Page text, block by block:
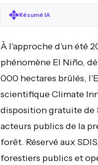
Résumé IA
À l'approche d'un été
phénomène El Niño,
000 hectares brûlés,
scientifique Climate
disposition gratuite de
acteurs publics de la
forêt. Réservé aux
forestiers publics et